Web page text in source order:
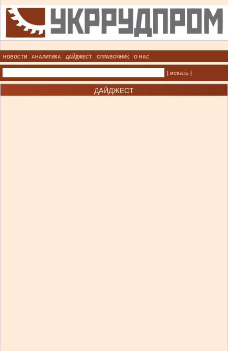
НОВОСТИ АНАЛИТИКА ДАЙДЖЕСТ СПРАВОЧНИК О НАС
| искать |
ДАЙДЖЕСТ